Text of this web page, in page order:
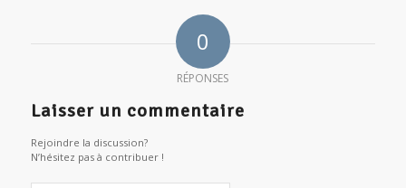
0
RÉPONSES
Laisser un commentaire
Rejoindre la discussion?
N’hésitez pas à contribuer !